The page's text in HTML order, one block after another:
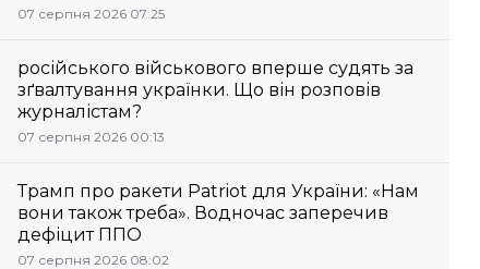
07 серпня 2026 07:25
російського військового вперше судять за
зґвалтування українки. Що він розповів
журналістам?
07 серпня 2026 00:13
Трамп про ракети Patriot для України: «Нам
вони також треба». Водночас заперечив
дефіцит ППО
07 серпня 2026 08:02